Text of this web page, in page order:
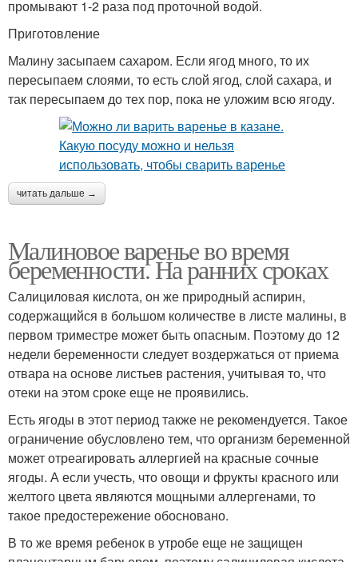
промывают 1-2 раза под проточной водой.
Приготовление
Малину засыпаем сахаром. Если ягод много, то их
пересыпаем слоями, то есть слой ягод, слой сахара, и
так пересыпаем до тех пор, пока не уложим всю ягоду.
читать дальше →
Малиновое варенье во время
беременности. На ранних сроках
Салициловая кислота, он же природный аспирин,
содержащийся в большом количестве в листе малины, в
первом триместре может быть опасным. Поэтому до 12
недели беременности следует воздержаться от приема
отвара на основе листьев растения, учитывая то, что
отеки на этом сроке еще не проявились.
Есть ягоды в этот период также не рекомендуется. Такое
ограничение обусловлено тем, что организм беременной
может отреагировать аллергией на красные сочные
ягоды. А если учесть, что овощи и фрукты красного или
желтого цвета являются мощными аллергенами, то
такое предостережение обосновано.
В то же время ребенок в утробе еще не защищен